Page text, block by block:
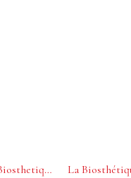
Intense Shampoo Botanique La Biosthetique 250 ml